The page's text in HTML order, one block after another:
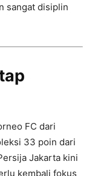
sangat disiplin
FC dari
33 poin dari
Jakarta kini
kembali fokus